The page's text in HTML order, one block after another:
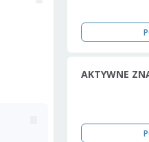
AKTYWNE